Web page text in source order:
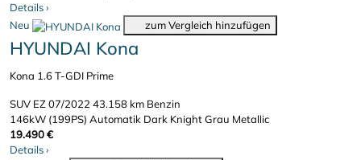
Details›
Neu
zum Vergleich hinzufügen
HYUNDAI Kona
Kona 1.6 T-GDI Prime
SUV EZ 07/202243.158 km Benzin
146kW (199PS) Automatik Dark Knight Grau Metallic
19.490 €
Details›